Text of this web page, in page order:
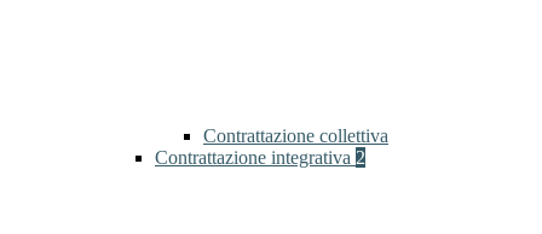
Contrattazione collettiva
Contrattazione integrativa 2